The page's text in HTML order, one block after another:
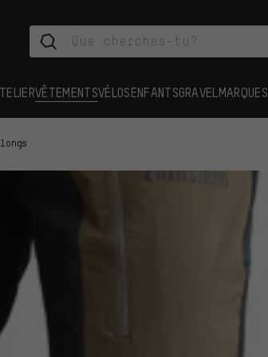
VÊTEMENTSVÉLOSENFANTSGRAVEL MARQUES